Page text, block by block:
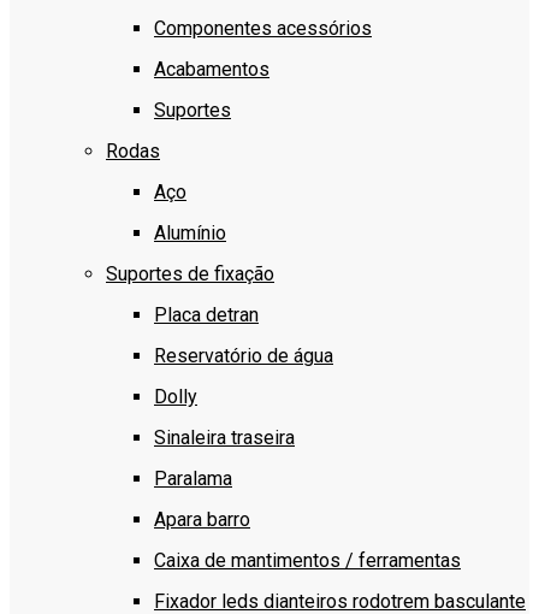
Componentes acessórios
Acabamentos
Suportes
Rodas
Aço
Alumínio
Suportes de fixação
Placa detran
Reservatório de água
Dolly
Sinaleira traseira
Paralama
Apara barro
Caixa de mantimentos / ferramentas
Fixador leds dianteiros rodotrem basculante